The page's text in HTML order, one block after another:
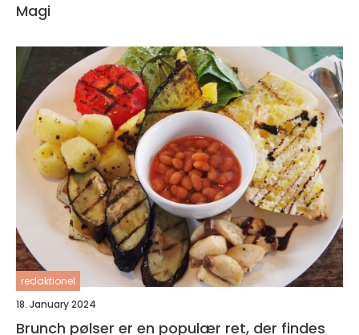
Magi
redaktionel
18. January 2024
Brunch pølser er en populær ret, der findes